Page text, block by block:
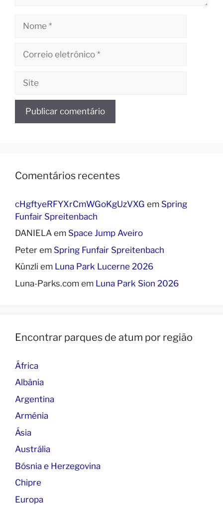
eletrónico
Comentários recentes
cHgftyeRFYXrCmWGoKgUzVXG em Spring
Funfair Spreitenbach
DANIELA em Space Jump Aveiro
Peter em Spring Funfair Spreitenbach
Künzli em Luna Park Lucerne 2026
Luna-Parks.com em Luna Park Sion 2026
Encontrar parques de atum por região
África
Albânia
Argentina
Arménia
Ásia
Austrália
Bósnia e Herzegovina
Chipre
Europa